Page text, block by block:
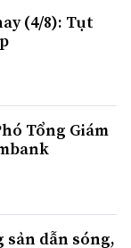
(4/8): Tụt
Tổng Giám
sản dẫn sóng,